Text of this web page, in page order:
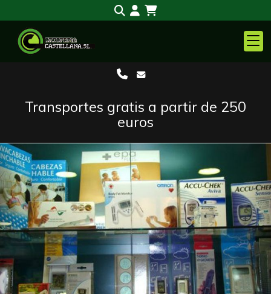
Transportes gratis a partir de 250
euros
Anterior